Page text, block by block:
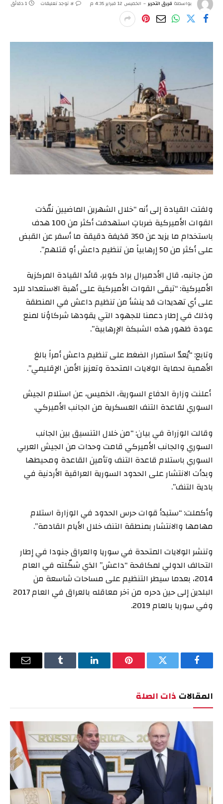
بواسطة فريق التحرير الخميس 12 فبراير 4:35 م لا توجد تعليقات 1 دقائق
ولفتت القيادة إلى أنه “خلال الشهرين الماضيين نفّذت
القوات الأميركية ضرباتٍ استهدفت أكثر من 100 هدف
باستخدام ما يزيد عن 350 قذيفة دقيقة ما أسفر عن القبض
على أكثر من 50 إرهابياً من تنظيم داعش أو قتلهم”.
من جانبه، قال الأدميرال براد كوبر، قائد القيادة المركزية
الأميركية: “تبقى القوات الأميركية على أهبة الاستعداد للرد
على أي تهديدات قد ينشأ من تنظيم داعش في المنطقة
وذلك في إطار دعمنا للجهود التي يقودها شركاؤنا لمنع
عودة ظهور هذه الشبكة الإرهابية”.
وتابع: “يُعدّ استمرار الضغط على تنظيم داعش أمراً بالغ
الأهمية لحماية الولايات المتحدة وتعزيز الأمن الإقليمي”.
أعلنت وزارة الدفاع السورية، الخميس، عن استلام الجيش
السوري لقاعدة التنف العسكرية من الجانب الأميركي.
وقالت الوزراة في بيان: “من خلال التنسيق بين الجانب
السوري والجانب الأميركي قامت وحدات من الجيش العربي
السوري باستلام قاعدة التنف وتأمين القاعدة ومحيطها
وبدأت الانتشار على الحدود السورية العراقية الأردنية في
بادية التنف”.
وأكملت: “ستبدأ قوات حرس الحدود في الوزارة استلام
مهامها والانتشار بمنطقة التنف خلال الأيام القادمة”.
وتنشر الولايات المتحدة في سوريا والعراق جنودا في إطار
التحالف الدولي لمكافحة “داعش” الذي شكّلته في العام
2014، بعدما سيطر التنظيم على مساحات شاسعة من
البلدين إلى حين دحره من آخر معاقله بالعراق في العام 2017
وفي سوريا بالعام 2019.
فيسبوك تويتر بينتيريستلينكدإن Tumblr
البريد
المقالات ذات الصلة